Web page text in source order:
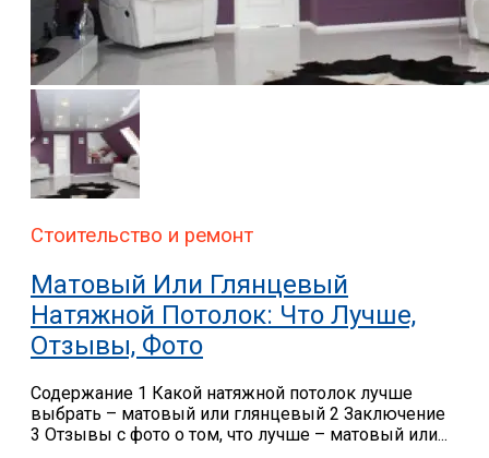
Стоительство и ремонт
Матовый Или Глянцевый
Натяжной Потолок: Что Лучше,
Отзывы, Фото
Содержание 1 Какой натяжной потолок лучше
выбрать – матовый или глянцевый 2 Заключение
3 Отзывы с фото о том, что лучше – матовый или...